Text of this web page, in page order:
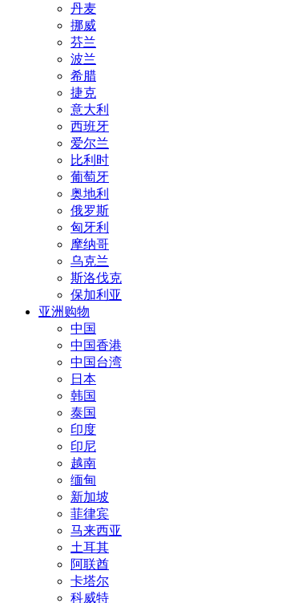
丹麦
挪威
芬兰
波兰
希腊
捷克
意大利
西班牙
爱尔兰
比利时
葡萄牙
奥地利
俄罗斯
匈牙利
摩纳哥
乌克兰
斯洛伐克
保加利亚
亚洲购物
中国
中国香港
中国台湾
日本
韩国
泰国
印度
印尼
越南
缅甸
新加坡
菲律宾
马来西亚
土耳其
阿联酋
卡塔尔
科威特